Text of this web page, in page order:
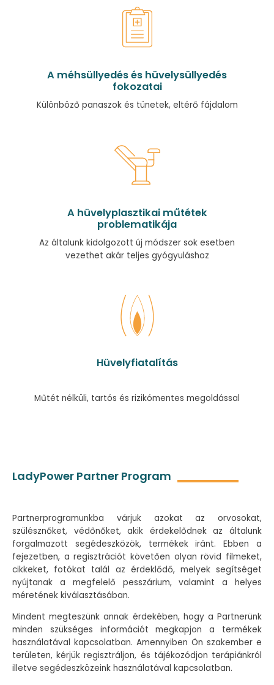
A méhsüllyedés és hüvelysüllyedés
fokozatai
Különböző panaszok és tünetek, eltérő fájdalom
A hüvelyplasztikai műtétek
problematikája
Az általunk kidolgozott új módszer sok esetben
vezethet akár teljes gyógyuláshoz
Hüvelyfiatalítás
Műtét nélküli, tartós és rizikómentes megoldással
LadyPower Partner Program
Partnerprogramunkba várjuk azokat az orvosokat,
szülésznőket, védőnőket, akik érdekelődnek az általunk
forgalmazott segédeszközök, termékek iránt. Ebben a
fejezetben, a regisztrációt követően olyan rövid filmeket,
cikkeket, fotókat talál az érdeklődő, melyek segítséget
nyújtanak a megfelelő pesszárium, valamint a helyes
méretének kiválasztásában.
Mindent megteszünk annak érdekében, hogy a Partnerünk
minden szükséges információt megkapjon a termékek
használatával kapcsolatban. Amennyiben Ön szakember e
területen, kérjük regisztráljon, és tájékozódjon terápiánkról
illetve segédeszközeink használatával kapcsolatban.